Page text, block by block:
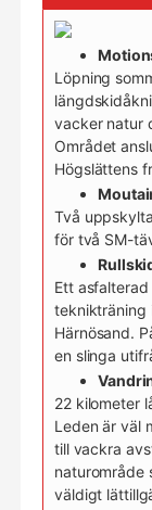
Löpning
vacker natur
Området
Högslättens
Två
för två SM-
Ett
teknikträning
Härnösand.
en slinga
22 kilometer
Leden är väl
till vackra
naturområde
väldigt